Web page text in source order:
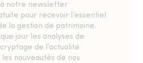
à notre newsletter
pour recevoir l’essentiel
la gestion de patrimoine.
jour les analyses de
de l’actualité
nouveautés de nos